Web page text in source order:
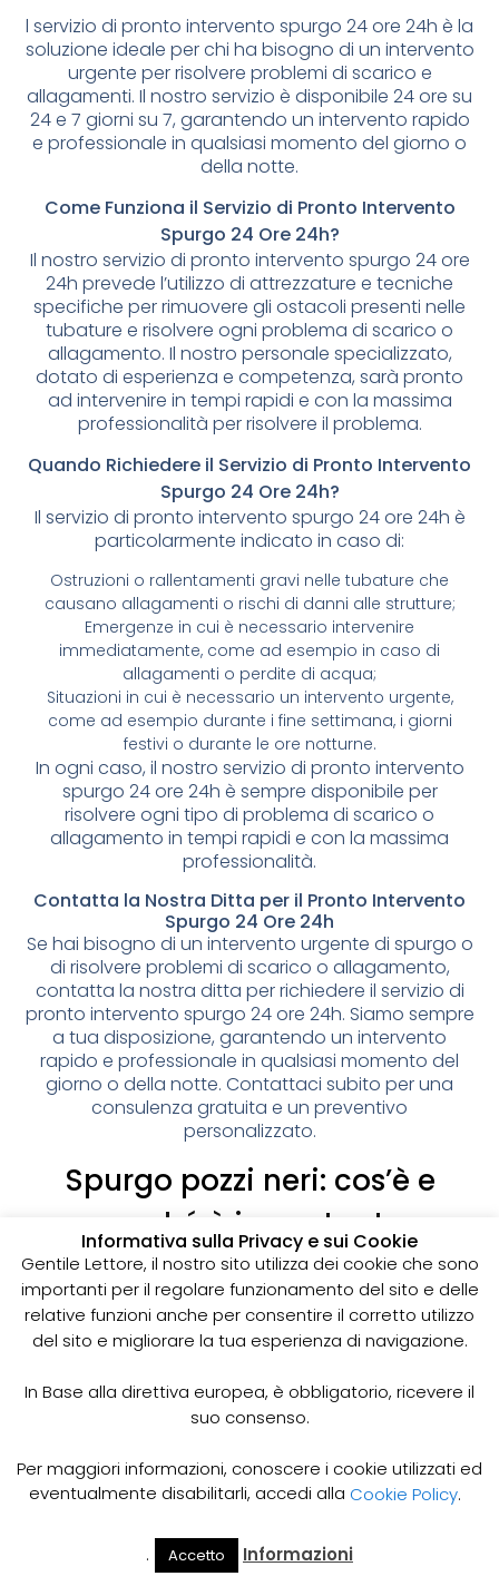
l servizio di pronto intervento spurgo 24 ore 24h è la
soluzione ideale per chi ha bisogno di un intervento
urgente per risolvere problemi di scarico e
allagamenti. Il nostro servizio è disponibile 24 ore su
24 e 7 giorni su 7, garantendo un intervento rapido
e professionale in qualsiasi momento del giorno o
della notte.
Come Funziona il Servizio di Pronto Intervento
Spurgo 24 Ore 24h?
Il nostro servizio di pronto intervento spurgo 24 ore
24h prevede l’utilizzo di attrezzature e tecniche
specifiche per rimuovere gli ostacoli presenti nelle
tubature e risolvere ogni problema di scarico o
allagamento. Il nostro personale specializzato,
dotato di esperienza e competenza, sarà pronto
ad intervenire in tempi rapidi e con la massima
professionalità per risolvere il problema.
Quando Richiedere il Servizio di Pronto Intervento
Spurgo 24 Ore 24h?
Il servizio di pronto intervento spurgo 24 ore 24h è
particolarmente indicato in caso di:
Ostruzioni o rallentamenti gravi nelle tubature che
causano allagamenti o rischi di danni alle strutture;
Emergenze in cui è necessario intervenire
immediatamente, come ad esempio in caso di
allagamenti o perdite di acqua;
Situazioni in cui è necessario un intervento urgente,
come ad esempio durante i fine settimana, i giorni
festivi o durante le ore notturne.
In ogni caso, il nostro servizio di pronto intervento
spurgo 24 ore 24h è sempre disponibile per
risolvere ogni tipo di problema di scarico o
allagamento in tempi rapidi e con la massima
professionalità.
Contatta la Nostra Ditta per il Pronto Intervento
Spurgo 24 Ore 24h
Se hai bisogno di un intervento urgente di spurgo o
di risolvere problemi di scarico o allagamento,
contatta la nostra ditta per richiedere il servizio di
pronto intervento spurgo 24 ore 24h. Siamo sempre
a tua disposizione, garantendo un intervento
rapido e professionale in qualsiasi momento del
giorno o della notte. Contattaci subito per una
consulenza gratuita e un preventivo
personalizzato.
Spurgo pozzi neri: cos’è e
perché è importante
I pozzi neri sono delle strutture sotterranee utilizzate
per la raccolta delle acque reflue domestiche,
soprattutto in zone dove non è disponibile un
sistema di smaltimento delle acque fognarie. Lo
spurgo dei pozzi neri è un’operazione essenziale
e prevenire il rischio di allagamenti, cattivi odori e
infezioni.
Come funziona lo spurgo dei pozzi neri
Lo spurgo dei pozzi neri viene effettuato mediante
specifiche, in grado di aspirare e rimuovere le
acque reflue e i sedimenti accumulati all’interno del
Cerca Il Mio
Informativa sulla Privacy e sui Cookie
Gentile Lettore, il nostro sito utilizza dei cookie che sono
importanti per il regolare funzionamento del sito e delle
relative funzioni anche per consentire il corretto utilizzo
del sito e migliorare la tua esperienza di navigazione.
In Base alla direttiva europea, è obbligatorio, ricevere il
suo consenso.
Per maggiori informazioni, conoscere i cookie utilizzati ed
eventualmente disabilitarli, accedi alla Cookie Policy.
. Accetto Informazioni